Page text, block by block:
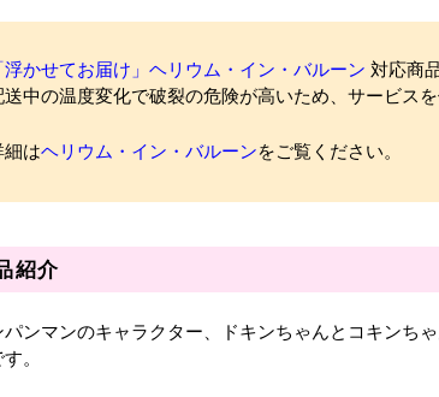
浮かせてお届け」ヘリウム・イン・バルーン 対応商
送中の温度変化で破裂の危険が高いため、サービスを
細はヘリウム・イン・バルーンをご覧ください。
紹介
パンマンのキャラクター、ドキンちゃんとコキンち
。